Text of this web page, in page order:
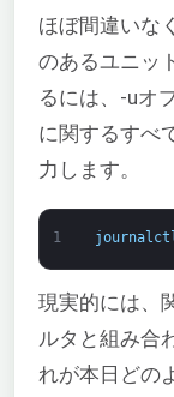
ほぼ間違いな
のあるユニッ
るには、-uオ
に関するすべ
力します。
1
現実的には、
ルタと組み合
れが本日どの